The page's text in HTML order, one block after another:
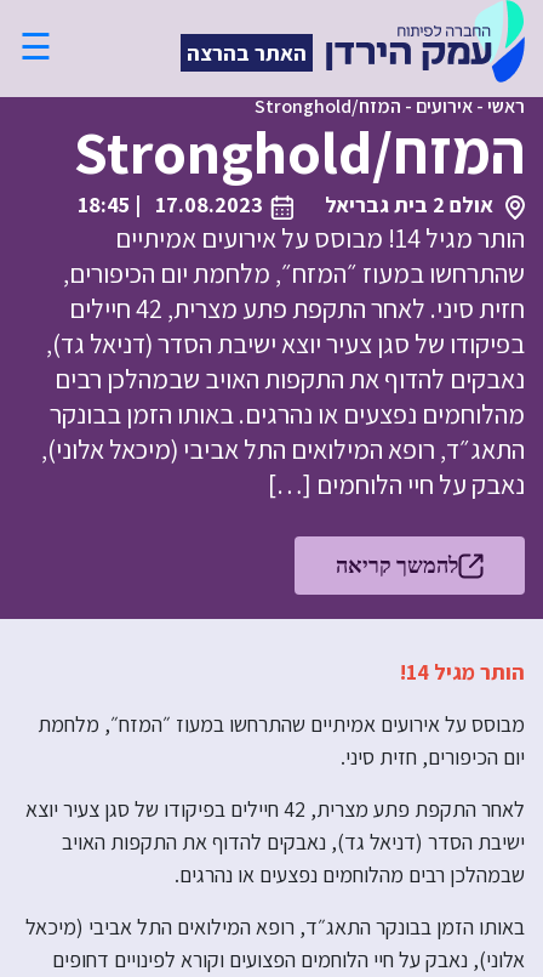
האתר בהרצה ☰
ראשי-אירועים - המזח/Stronghold
המזח/Stronghold
אולם 2 בית גבריאל 17.08.2023
| 18:45
הותר מגיל 14! מבוסס על אירועים אמיתיים
שהתרחשו במעוז ״המזח״, מלחמת יום הכיפורים,
חזית סיני. לאחר התקפת פתע מצרית, 42 חיילים
בפיקודו של סגן צעיר יוצא ישיבת הסדר (דניאל גד),
נאבקים להדוף את התקפות האויב שבמהלכן רבים
מהלוחמים נפצעים או נהרגים. באותו הזמן בבונקר
התאג״ד, רופא המילואים התל אביבי (מיכאל אלוני),
נאבק על חיי הלוחמים […]
להמשך קריאה
הותר מגיל 14!
מבוסס על אירועים אמיתיים שהתרחשו במעוז ״המזח״, מלחמת
יום הכיפורים, חזית סיני.
לאחר התקפת פתע מצרית, 42 חיילים בפיקודו של סגן צעיר יוצא
ישיבת הסדר (דניאל גד), נאבקים להדוף את התקפות האויב
שבמהלכן רבים מהלוחמים נפצעים או נהרגים.
באותו הזמן בבונקר התאג״ד, רופא המילואים התל אביבי (מיכאל
אלוני), נאבק על חיי הלוחמים הפצועים וקורא לפינויים דחופים